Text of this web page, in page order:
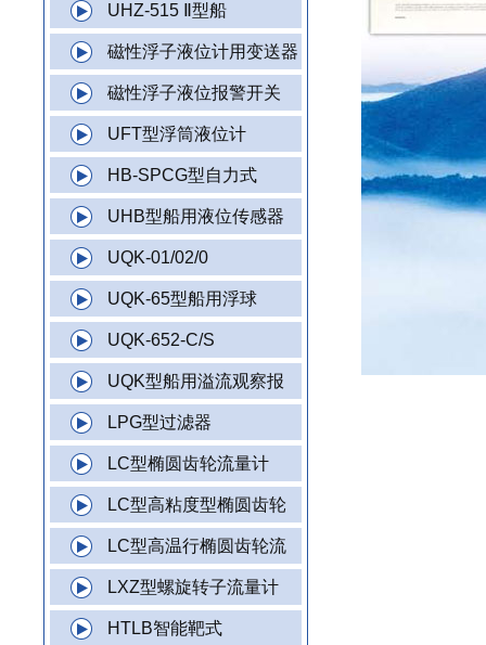
UHZ-515 Ⅱ型船
磁性浮子液位计用变送器
磁性浮子液位报警开关
UFT型浮筒液位计
HB-SPCG型自力式
UHB型船用液位传感器
UQK-01/02/0
UQK-65型船用浮球
UQK-652-C/S
UQK型船用溢流观察报
LPG型过滤器
LC型椭圆齿轮流量计
LC型高粘度型椭圆齿轮
LC型高温行椭圆齿轮流
LXZ型螺旋转子流量计
HTLB智能靶式